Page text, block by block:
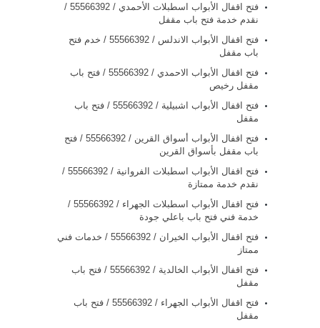
فتح اقفال الأبواب اسطبلات الأحمدي / 55566392 /
نقدم خدمة فتح باب مقفل
فتح اقفال الأبواب الاندلس / 55566392 / خدم فتح
باب مقفل
فتح اقفال الأبواب الاحمدي / 55566392 / فتح باب
مقفل رخيص
فتح اقفال الأبواب اشبيلية / 55566392 / فتح باب
مقفل
فتح اقفال الأبواب أسواق القرين / 55566392 / فتح
باب مقفل بأسواق القرين
فتح اقفال الأبواب اسطبلات الفروانية / 55566392 /
نقدم خدمة ممتازة
فتح اقفال الأبواب اسطبلات الجهراء / 55566392 /
خدمة فني فتح باب باعلي جودة
فتح اقفال الأبواب الخيران / 55566392 / خدمات فني
ممتاز
فتح اقفال الأبواب الخالدية / 55566392 / فتح باب
مقفل
فتح اقفال الأبواب الجهراء / 55566392 / فتح باب
مقفل